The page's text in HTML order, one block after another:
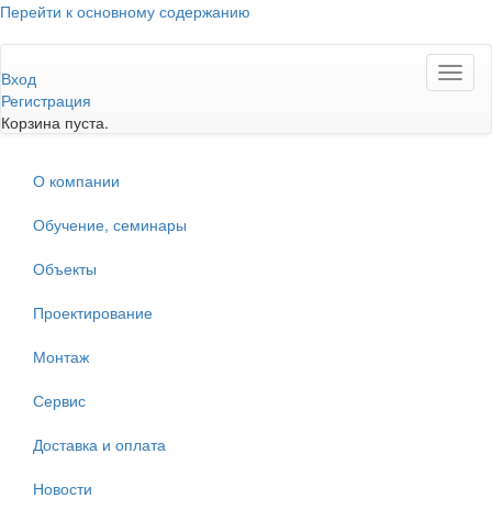
Перейти к основному содержанию
Вход
Регистрация
Корзина пуста.
О компании
Обучение, семинары
Объекты
Проектирование
Монтаж
Сервис
Доставка и оплата
Новости